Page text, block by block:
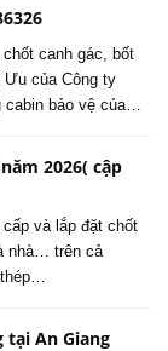
canh gác, bốt
của Công ty
cabin bảo vệ của…
2026( cập
cấp và lắp đặt chốt
nhà… trên cả
thép…
tại An Giang